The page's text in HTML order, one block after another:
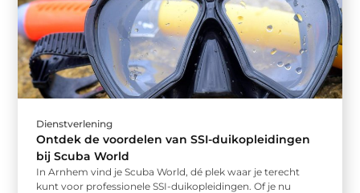
Dienstverlening
Ontdek de voordelen van SSI-duikopleidingen
bij Scuba World
In Arnhem vind je Scuba World, dé plek waar je terecht
kunt voor professionele SSI-duikopleidingen. Of je nu